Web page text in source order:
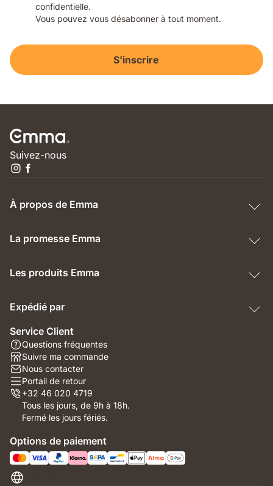
confidentielle.
Vous pouvez vous désabonner à tout moment.
S'inscrire
Suivez-nous
À propos de Emma
La promesse Emma
Les produits Emma
Expédié par
Service Client
Questions fréquentes
Suivre ma commande
Nous contacter
Portail de retour
+32 46 020 4719
Tous les jours, de 9h à 18h.
Fermé les jours fériés.
Options de paiement